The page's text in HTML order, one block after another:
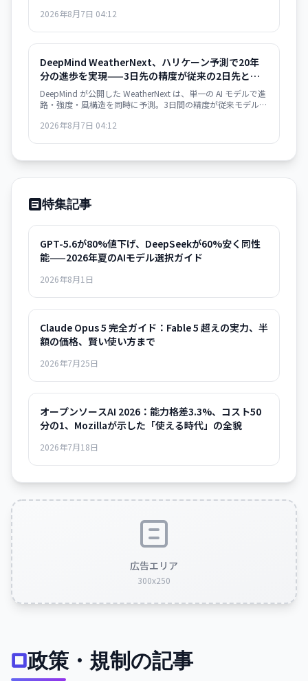
OpenCode は $0.073 で 2.7 倍安いが遅い。成功率は接近。
2026年8月7日 04:12
DeepMind WeatherNext、ハリケーン予測で20年
分の進歩を実現——3日先の精度が従来の2日先と同
等
DeepMind が公開した WeatherNext は、単一の AI モデルで進
路・強度・風構造を同時に予測。3日間の精度が従来モデルの
精度向上を達成した。GitHub でオープンソース化。
2026年8月7日 04:12
特集記事
GPT-5.6が80%値下げ、DeepSeekが60%安く同性
能——2026年夏のAIモデル選択ガイド
2026年8月1日
Claude Opus 5 完全ガイド：Fable 5 超えの実力、半
額の価格、賢い使い方まで
2026年7月25日
オープンソースAI 2026：能力格差3.3%、コスト50
分の1、Mozillaが示した「使える時代」の全貌
2026年7月18日
広告エリア
300x250
政策・規制の記事